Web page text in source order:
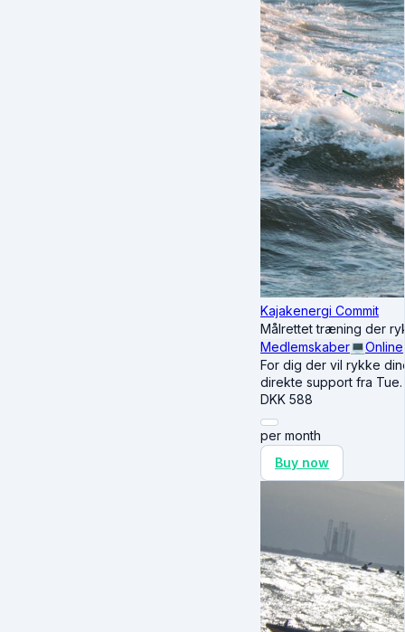
Kajakenergi Commit
Målrettet træning der
Medlemskaber💻Online
For dig der vil rykke
direkte support fra Tue.
DKK 588
per month
Buy now